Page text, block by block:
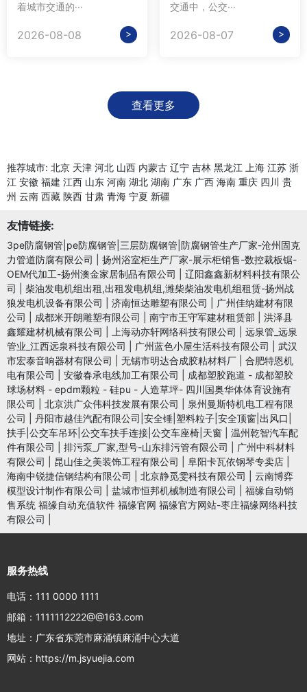
着城市交通的···
2026-08-08 >
交通中，公交···
2026-08-07 >
查看更多
推荐城市: 北京 天津 河北 山西 内蒙古 辽宁 吉林 黑龙江 上海 江苏 浙
江 安徽 福建 江西 山东 河南 湖北 湖南 广东 广西 海南 重庆 四川 贵
州 云南 西藏 陕西 甘肃 青海 宁夏 新疆
友情链接:
3pe防腐钢管|pe防腐钢管|三层防腐钢管|防腐钢管生产厂家-沧州固克
力管道防腐有限公司
扬州浴室柜生产厂家-展示柜销售-数控裁板锯-
OEM代加工-扬州澳金家居制品有限公司
辽阳鑫鑫新材料科技有限公
司
柴油发电机组出租,出租发电机组,潍柴柴油发电机组租赁-扬州战
狼发电机设备有限公司
济南恒达雕塑有限公司
广州佳纳建材有限
公司
成都米开朗雕塑有限公司 南宁市王守军建材租赁部
洪泽县
鑫耀建材机械有限公司
上海动亦轩网络科技有限公司
远泉管_远泉
管业_江西远泉科技有限公司
广州蓝色小屋生活科技有限公司
武汉
市宏泰音响器材有限公司
无锡市明达合成胶粘材料厂
合肥特恩机
电有限公司
安徽春承电线加工有限公司
成都塑胶跑道 - 成都塑胶
球场材料 - epdm颗粒 - 硅pu - 人造草坪- 四川国奥华体体育设施有
限公司
北京洪广众伟科技发展有限公司
泉州曼斯特机电工程有限
公司
丹阳市越佳汽配有限公司|安全锤|塑料粒子|安全顶窗|出风口|
扶手|公交车吊环|公交车扶手连接|公交车座椅|天窗
温州乾智汽车配
件有限公司
排污泵_厂家,型号-山东排污管有限公司
广州中科材料
有限公司
昆山佳之美装饰工程有限公司 阜阳卡瓦依钢琴专卖店
海南中锐捷信钢结构有限公司
北京静觅雯科技有限公司
云南博弈
模型设计制作有限公司
盐城市恒邦机械制造有限公司
福缘自动销
售系统 福缘自动充值软件 福缘官网 福缘官方网站-枣庄福缘网络科技
有限公司
服务热线
电话：111 0000 1111
邮箱：1111112222@@163.com
地址：广东省东莞市麻涌镇麻涌中心大道
网站：https://m.jsyuejia.com